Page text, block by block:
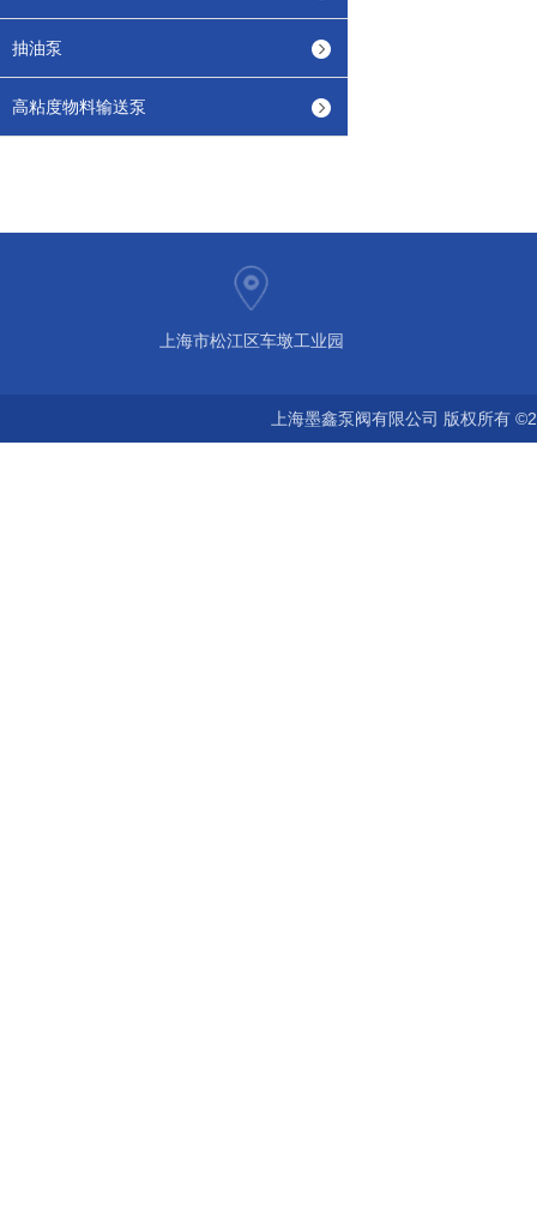
抽油泵
高粘度物料输送泵
上海市松江区车墩工业园
上海墨鑫泵阀有限公司 版权所有